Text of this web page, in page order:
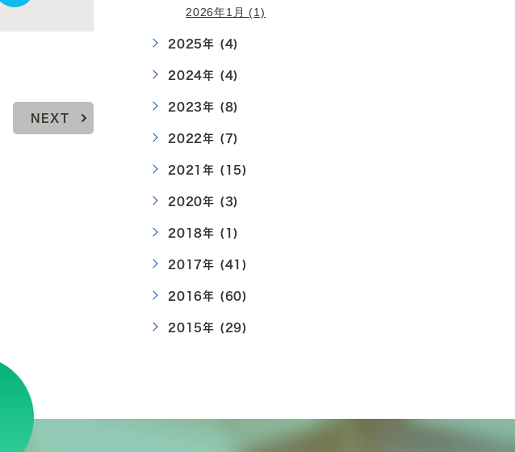
NEXT
2026年1月 (1)
2025年 (4)
2024年 (4)
2023年 (8)
2022年 (7)
2021年 (15)
2020年 (3)
2018年 (1)
2017年 (41)
2016年 (60)
2015年 (29)